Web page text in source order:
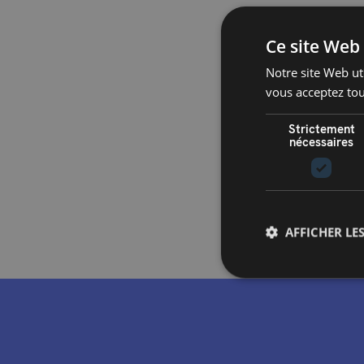
Ce site
Notre site Web
vous acceptez
Strictement
nécessaires
AFFICHER